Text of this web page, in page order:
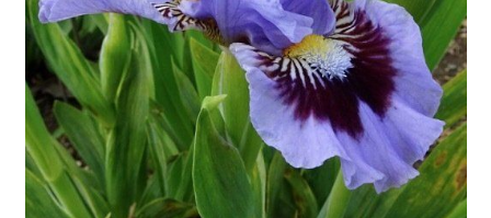
Мой аккаунт
Регистрация